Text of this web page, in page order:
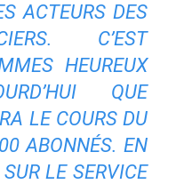
ACTEURS DES
C’EST
HEUREUX
QUE
LE COURS DU
ABONNÉS. EN
SUR LE SERVICE